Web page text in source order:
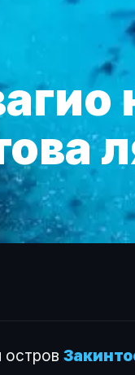
остров